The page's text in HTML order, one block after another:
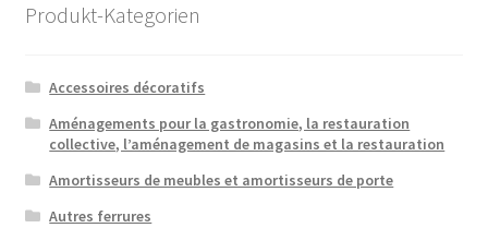
Produkt-Kategorien
Accessoires décoratifs
Aménagements pour la gastronomie, la restauration
collective, l’aménagement de magasins et la restauration
Amortisseurs de meubles et amortisseurs de porte
Autres ferrures